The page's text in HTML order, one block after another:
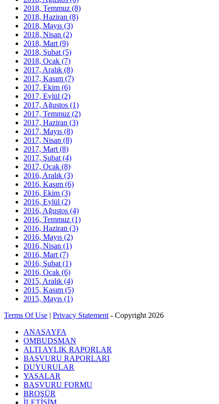
2018, Temmuz (8)
2018, Haziran (8)
2018, Mayıs (3)
2018, Nisan (2)
2018, Mart (9)
2018, Şubat (5)
2018, Ocak (7)
2017, Aralık (8)
2017, Kasım (7)
2017, Ekim (6)
2017, Eylül (2)
2017, Ağustos (1)
2017, Temmuz (2)
2017, Haziran (3)
2017, Mayıs (8)
2017, Nisan (8)
2017, Mart (8)
2017, Şubat (4)
2017, Ocak (8)
2016, Aralık (3)
2016, Kasım (6)
2016, Ekim (3)
2016, Eylül (2)
2016, Ağustos (4)
2016, Temmuz (1)
2016, Haziran (3)
2016, Mayıs (2)
2016, Nisan (1)
2016, Mart (7)
2016, Şubat (1)
2016, Ocak (6)
2015, Aralık (4)
2015, Kasım (5)
2015, Mayıs (1)
Terms Of Use | Privacy Statement - Copyright 2026
ANASAYFA
OMBUDSMAN
ALTI AYLIK RAPORLAR
BAŞVURU RAPORLARI
DUYURULAR
YASALAR
BAŞVURU FORMU
BROŞÜR